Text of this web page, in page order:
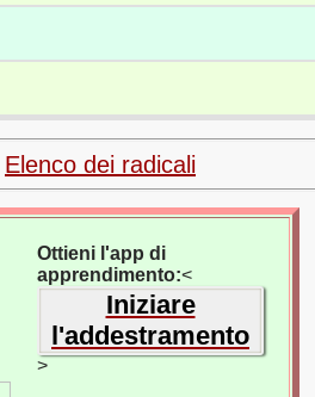
Elenco dei radicali
Ottieni l'app di
apprendimento:<
Iniziare
l'addestramento
>